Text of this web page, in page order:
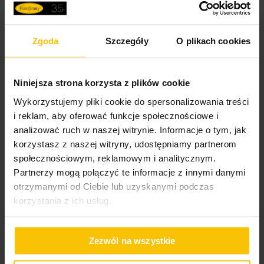
Zgoda Szczegóły O plikach cookies
Niniejsza strona korzysta z plików cookie
Wykorzystujemy pliki cookie do spersonalizowania treści
i reklam, aby oferować funkcje społecznościowe i
analizować ruch w naszej witrynie. Informacje o tym, jak
korzystasz z naszej witryny, udostępniamy partnerom
społecznościowym, reklamowym i analitycznym.
Partnerzy mogą połączyć te informacje z innymi danymi
otrzymanymi od Ciebie lub uzyskanymi podczas
korzystania z ich usług.
Zezwól na wszystkie
Inne produkty z kolekcji:
Dane techniczne
Więcej
informacji
SKU 472716
Rozmiar (szer. x dł.) 220 x 200 cm
Szerokość towaru 220 cm
Długość towaru 200 cm
Szerokość poszewki 80 cm
Opis
Wprowadź przytulny, świąteczny klimat do swojej sypialni
dzięki kompletowi pościeli wykonanej z wysokiej jakości
mikrowłókna. Po jednej stronie pościel zdobiona jest
klasycznym, świątecznym nadrukiem kraty, natomiast
druga strona pozostaje gładka w eleganckim bordowym
Cechy produktu:
Konserwacja
Suszyć w pozycji pionowej
Prasować w temperaturze do 110 stopni
Celsjusza
High-contrast mode
To może Cię zainteresować